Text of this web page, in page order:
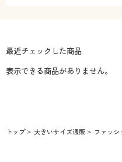
最近チェックした商品
表示できる商品がありません。
トップ 大きいサイズ通販 ファッシ